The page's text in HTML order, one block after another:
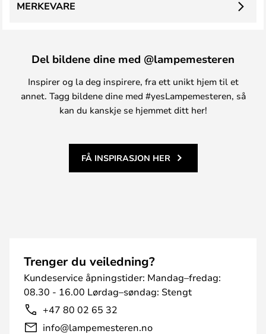
MERKEVARE
Del bildene dine med @lampemesteren
Inspirer og la deg inspirere, fra ett unikt hjem til et
annet. Tagg bildene dine med #yesLampemesteren, så
kan du kanskje se hjemmet ditt her!
FÅ INSPIRASJON HER
Trenger du veiledning?
Kundeservice åpningstider: Mandag–fredag:
08.30 - 16.00 Lørdag–søndag: Stengt
+47 80 02 65 32
info@lampemesteren.no